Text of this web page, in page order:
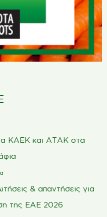
ΚΑΕΚ και ΑΤΑΚ στα
& απαντήσεις για
της ΕΑΕ 2026